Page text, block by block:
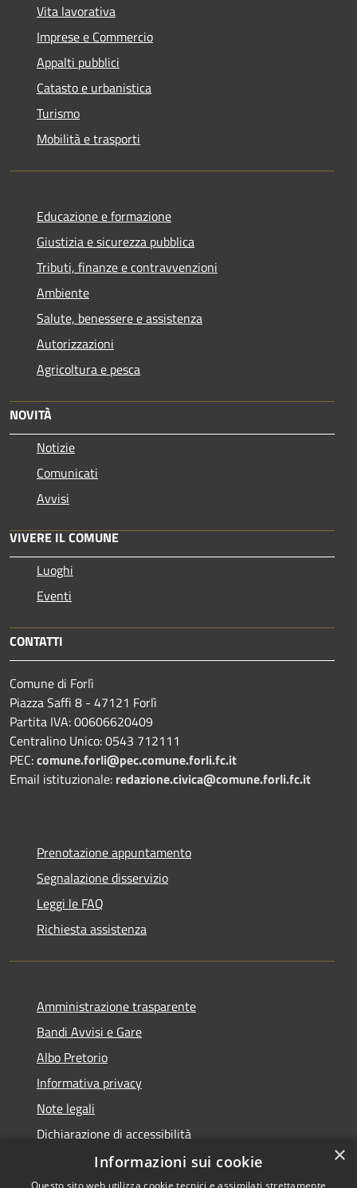
Vita lavorativa
Imprese e Commercio
Appalti pubblici
Catasto e urbanistica
Turismo
Mobilità e trasporti
Educazione e formazione
Giustizia e sicurezza pubblica
Tributi, finanze e contravvenzioni
Ambiente
Salute, benessere e assistenza
Autorizzazioni
Agricoltura e pesca
NOVITÀ
Notizie
Comunicati
Avvisi
VIVERE IL COMUNE
Luoghi
Eventi
CONTATTI
Comune di Forlì
Piazza Saffi 8 - 47121 Forlì
Partita IVA: 00606620409
Centralino Unico: 0543 712111
PEC:comune.forli@pec.comune.forli.fc.it
Email istituzionale: redazione.civica@comune.forli.fc.it
Prenotazione appuntamento
Segnalazione disservizio
Leggi le FAQ
Richiesta assistenza
Amministrazione trasparente
Bandi Avvisi e Gare
Albo Pretorio
Informativa privacy
Note legali
Dichiarazione di accessibilità
×
Informazioni sui cookie
Questo sito web utilizza cookie tecnici e assimilati strettamente